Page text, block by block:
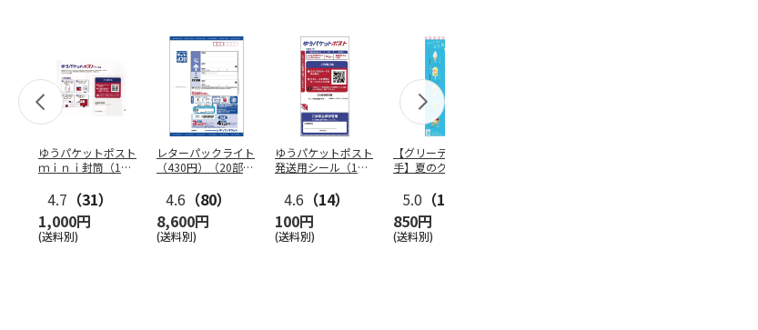
ゆうパケットポスト
ｍｉｎｉ封筒（1個
4.7 （31）
1,000円
(送料別)
レターパックライト
（430円）（20部セ
4.6 （80）
8,600円
(送料別)
ゆうパケットポスト
発送用シール（1個
4.6 （14）
100円
(送料別)
【グリーティング切
手】夏のグリーティ
5.0 （10）
850円
(送料別)